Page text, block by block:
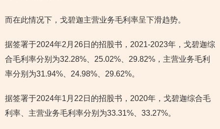
而在此情况下，戈碧迦主营业务毛利率呈下滑趋势。
据签署于2024年2月26日的招股书，2021-2023年，戈碧迦综
合毛利率分别为32.28%、25.02%、29.82%，主营业务毛利
率分别为31.94%、24.98%、29.62%。
据签署于2024年1月22日的招股书，2020年，戈碧迦综合毛
利率、主营业务毛利率分别为33.31%、33.27%。